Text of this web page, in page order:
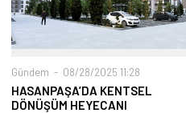
Gündem 08/28/2025 11:28
HASANPAŞA’DA KENTSEL
DÖNÜŞÜM HEYECANI